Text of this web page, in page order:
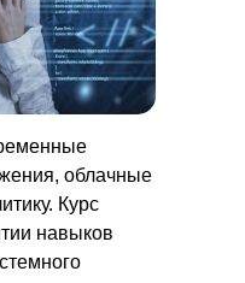
облачные
Курс
навыков